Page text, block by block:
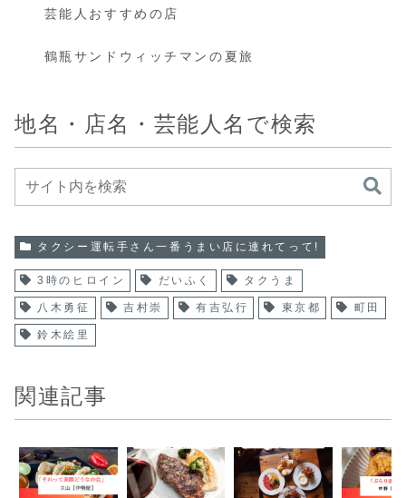
芸能人おすすめの店
鶴瓶サンドウィッチマンの夏旅
地名・店名・芸能人名で検索
タクシー運転手さん一番うまい店に連れてって!
3時のヒロイン だいふく タクうま
八木勇征 吉村崇 有吉弘行 東京都 町田
鈴木絵里
関連記事